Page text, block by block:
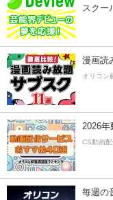
スクー
漫画読
オリコン
2026年
CS動画
毎週の